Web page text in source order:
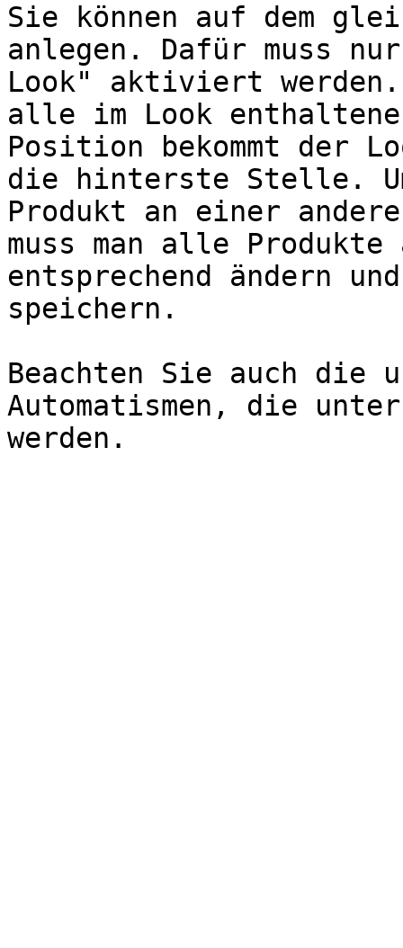
Sie können auf dem
anlegen. Dafür muss
Look" aktiviert
alle im Look
Position bekommt der
die hinterste Stelle.
Produkt an einer
muss man alle
entsprechend ändern
speichern.
Beachten Sie auch die
Automatismen, die